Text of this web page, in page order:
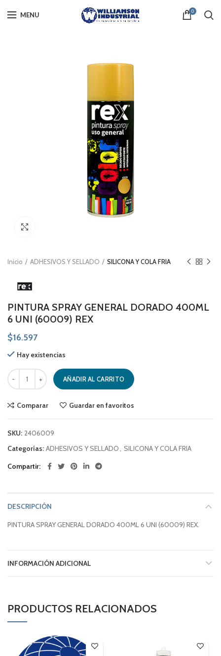
MENU 0
Inicio ADHESIVOS Y SELLADO SILICONA Y COLA FRIA
PINTURA SPRAY GENERAL DORADO 400ML
6 UNI (60009) REX
$16.597
Hay existencias
PINTURA SPRAY GENERAL DORADO 400ML 6 UNI (60009) REX
AÑADIR AL CARRITO
Comparar Guardar en favoritos
SKU: 2406009
Categorías: ADHESIVOS Y SELLADO, SILICONA Y COLA FRIA
Compartir
DESCRIPCIÓN
PINTURA SPRAY GENERAL DORADO 400ML 6 UNI (60009) REX.
INFORMACIÓN ADICIONAL
PRODUCTOS RELACIONADOS